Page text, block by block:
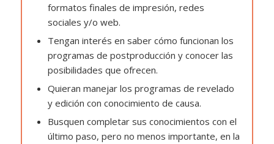
formatos finales de impresión, redes
sociales y/o web.
Tengan interés en saber cómo funcionan los
programas de postproducción y conocer las
posibilidades que ofrecen.
Quieran manejar los programas de revelado
y edición con conocimiento de causa.
Busquen completar sus conocimientos con el
último paso, pero no menos importante, en la